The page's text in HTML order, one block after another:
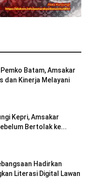
Batam, Amsakar
dan Kinerja Melayani
Kepri, Amsakar
Bertolak ke...
Hadirkan
Literasi Digital Lawan